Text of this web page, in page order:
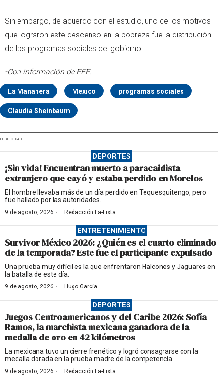
Sin embargo, de acuerdo con el estudio, uno de los motivos
que lograron este descenso en la pobreza fue la distribución
de los programas sociales del gobierno.
-Con información de EFE.
La Mañanera México programas sociales
Claudia Sheinbaum
PUBLICIDAD
DEPORTES
¡Sin vida! Encuentran muerto a paracaidista
extranjero que cayó y estaba perdido en Morelos
El hombre llevaba más de un día perdido en Tequesquitengo, pero
fue hallado por las autoridades.
9 de agosto, 2026 · Redacción La-Lista
ENTRETENIMIENTO
Survivor México 2026: ¿Quién es el cuarto eliminado
de la temporada? Este fue el participante expulsado
Una prueba muy difícil es la que enfrentaron Halcones y Jaguares en
la batalla de este día.
9 de agosto, 2026 · Hugo García
DEPORTES
Juegos Centroamericanos y del Caribe 2026: Sofía
Ramos, la marchista mexicana ganadora de la
medalla de oro en 42 kilómetros
La mexicana tuvo un cierre frenético y logró consagrarse con la
medalla dorada en la prueba madre de la competencia.
9 de agosto, 2026 · Redacción La-Lista